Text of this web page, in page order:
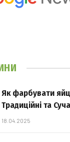
Як фарбувати
Традиційні та
18.04.2025